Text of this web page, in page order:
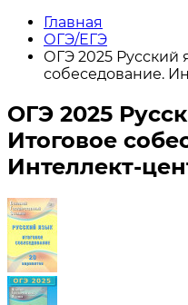
Главная
ОГЭ/ЕГЭ
ОГЭ 2025 Русский
собеседование.
ОГЭ 2025
Итоговое
Интеллект-